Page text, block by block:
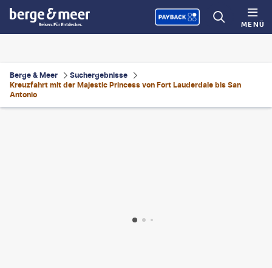
MENÜ
Berge & Meer
Suchergebnisse
Kreuzfahrt mit der Majestic Princess von Fort Lauderdale bis San
Antonio